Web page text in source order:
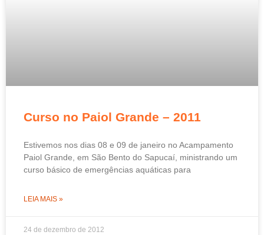
Curso no Paiol Grande – 2011
Estivemos nos dias 08 e 09 de janeiro no Acampamento
Paiol Grande, em São Bento do Sapucaí, ministrando um
curso básico de emergências aquáticas para
LEIA MAIS »
24 de dezembro de 2012